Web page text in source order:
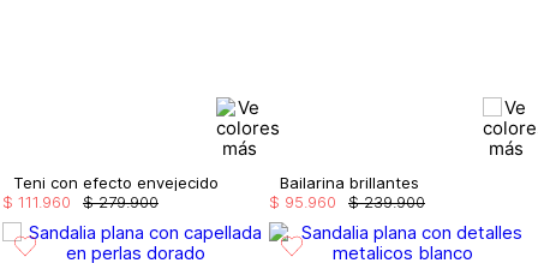
Teni con efecto envejecido
$ 279.900
$ 111 960
Bailarina brillantes
$ 239.900
$ 95 960